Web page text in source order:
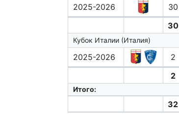
2025-2026 30
30
Кубок Италии (Италия)
2025-2026 2
2
Итого:
32